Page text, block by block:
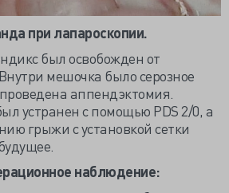
при лапароскопии.
был освобожден от
мешочка было серозное
аппендэктомия.
устранен с помощью PDS 2/0, а
грыжи с установкой сетки
наблюдение: